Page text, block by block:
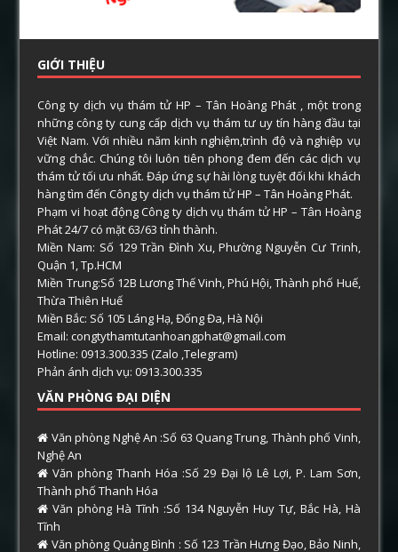
GIỚI THIỆU
Công ty dịch vụ thám tử HP – Tân Hoàng Phát , một trong
những công ty cung cấp dịch vụ thám tư uy tín hàng đầu tại
Việt Nam. Với nhiều năm kinh nghiệm,trình độ và nghiệp vụ
vững chắc. Chúng tôi luôn tiên phong đem đến các dịch vụ
thám tử tối ưu nhất. Đáp ứng sự hài lòng tuyệt đối khi khách
hàng tìm đến Công ty dịch vụ thám tử HP – Tân Hoàng Phát.
Phạm vi hoạt động Công ty dịch vụ thám tử HP – Tân Hoàng
Phát 24/7 có mặt 63/63 tỉnh thành.
Miền Nam: Số 129 Trần Đình Xu, Phường Nguyễn Cư Trinh,
Quận 1, Tp.HCM
Miền Trung:Số 12B Lương Thế Vinh, Phú Hội, Thành phố Huế,
Thừa Thiên Huế
Miền Bắc: Số 105 Láng Hạ, Đống Đa, Hà Nội
Email: congtythamtutanhoangphat@gmail.com
Hotline: 0913.300.335 (Zalo ,Telegram)
Phản ánh dịch vụ: 0913.300.335
VĂN PHÒNG ĐẠI DIỆN
Văn phòng Nghệ An :Số 63 Quang Trung, Thành phố Vinh,
Nghệ An
Văn phòng Thanh Hóa :Số 29 Đại lộ Lê Lợi, P. Lam Sơn,
Thành phố Thanh Hóa
Văn phòng Hà Tĩnh :Số 134 Nguyễn Huy Tự, Bắc Hà, Hà
Tĩnh
Văn phòng Quảng Bình : Số 123 Trần Hưng Đạo, Bảo Ninh,